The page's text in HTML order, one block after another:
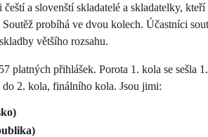
a slovenští skladatelé a skladatelky,
probíhá ve dvou kolech. Účastníci
většího rozsahu.
platných přihlášek. Porota 1. kola se sešla
2. kola, finálního kola. Jsou jimi: